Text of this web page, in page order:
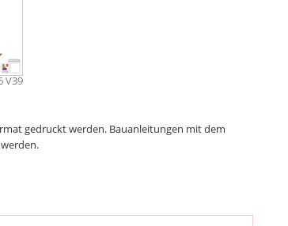
V39
gedruckt werden. Bauanleitungen mit dem